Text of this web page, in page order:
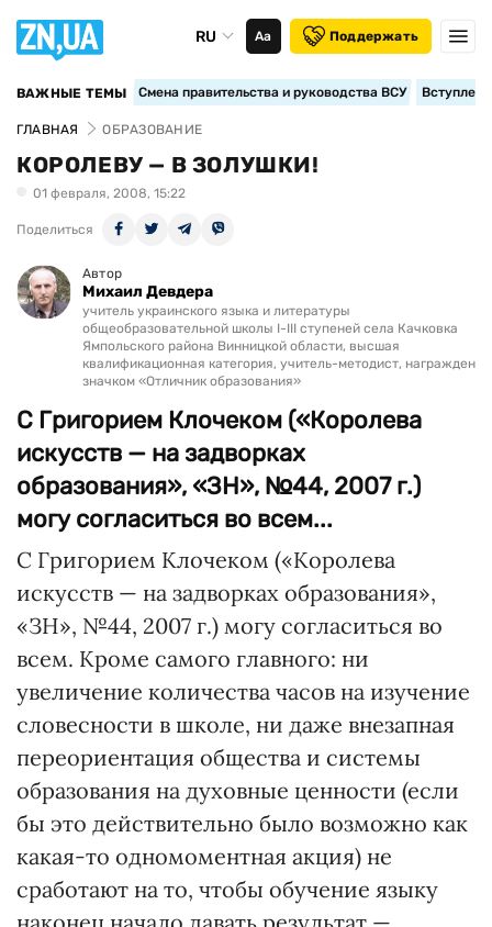
RU Аа Поддержать
ВАЖНЫЕ ТЕМЫ Смена правительства и руководства ВСУ
ГЛАВНАЯ ОБРАЗОВАНИЕ
КОРОЛЕВУ — В ЗОЛУШКИ!
01 февраля, 2008, 15:22
Поделиться
Автор
Михаил Девдера
учитель украинского языка и литературы
общеобразовательной школы I-III ступеней села Качковка
Ямпольского района Винницкой области, высшая
квалификационная категория, учитель-методист, награжден
значком «Отличник образования»
С Григорием Клочеком («Королева
искусств — на задворках
образования», «ЗН», №44, 2007 г.)
могу согласиться во всем...
С Григорием Клочеком («Королева
искусств — на задворках образования»,
«ЗН», №44, 2007 г.) могу согласиться во
всем. Кроме самого главного: ни
увеличение количества часов на изучение
словесности в школе, ни даже внезапная
переориентация общества и системы
образования на духовные ценности (если
бы это дейст­вительно было возможно как
какая-то одномоментная акция) не
сработают на то, чтобы обучение языку